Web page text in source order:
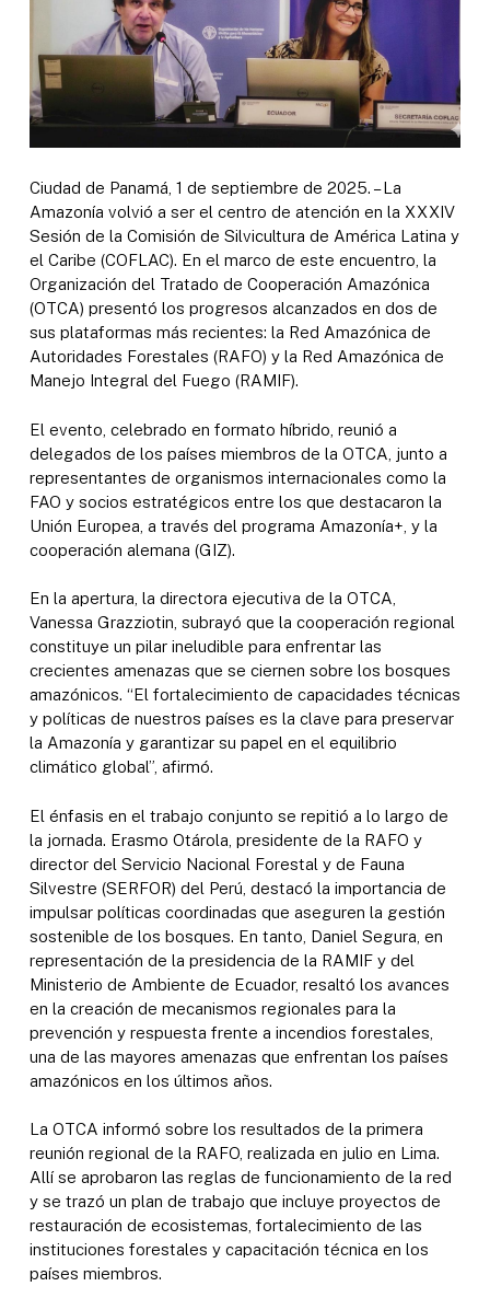
Ciudad de Panamá, 1 de septiembre de 2025. – La
Amazonía volvió a ser el centro de atención en la XXXIV
Sesión de la Comisión de Silvicultura de América Latina y
el Caribe (COFLAC). En el marco de este encuentro, la
Organización del Tratado de Cooperación Amazónica
(OTCA) presentó los progresos alcanzados en dos de
sus plataformas más recientes: la Red Amazónica de
Autoridades Forestales (RAFO) y la Red Amazónica de
Manejo Integral del Fuego (RAMIF).
El evento, celebrado en formato híbrido, reunió a
delegados de los países miembros de la OTCA, junto a
representantes de organismos internacionales como la
FAO y socios estratégicos entre los que destacaron la
Unión Europea, a través del programa Amazonía+, y la
cooperación alemana (GIZ).
En la apertura, la directora ejecutiva de la OTCA,
Vanessa Grazziotin, subrayó que la cooperación regional
constituye un pilar ineludible para enfrentar las
crecientes amenazas que se ciernen sobre los bosques
amazónicos. “El fortalecimiento de capacidades técnicas
y políticas de nuestros países es la clave para preservar
la Amazonía y garantizar su papel en el equilibrio
climático global”, afirmó.
El énfasis en el trabajo conjunto se repitió a lo largo de
la jornada. Erasmo Otárola, presidente de la RAFO y
director del Servicio Nacional Forestal y de Fauna
Silvestre (SERFOR) del Perú, destacó la importancia de
impulsar políticas coordinadas que aseguren la gestión
sostenible de los bosques. En tanto, Daniel Segura, en
representación de la presidencia de la RAMIF y del
Ministerio de Ambiente de Ecuador, resaltó los avances
en la creación de mecanismos regionales para la
prevención y respuesta frente a incendios forestales,
una de las mayores amenazas que enfrentan los países
amazónicos en los últimos años.
La OTCA informó sobre los resultados de la primera
reunión regional de la RAFO, realizada en julio en Lima.
Allí se aprobaron las reglas de funcionamiento de la red
y se trazó un plan de trabajo que incluye proyectos de
restauración de ecosistemas, fortalecimiento de las
instituciones forestales y capacitación técnica en los
países miembros.